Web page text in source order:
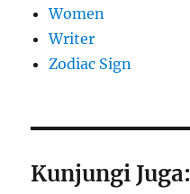
Women
Writer
Zodiac Sign
Kunjungi Juga: